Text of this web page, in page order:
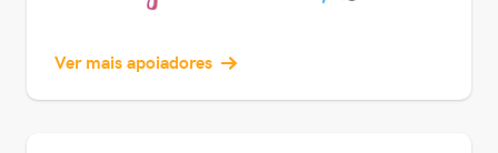
Ver mais apoiadores